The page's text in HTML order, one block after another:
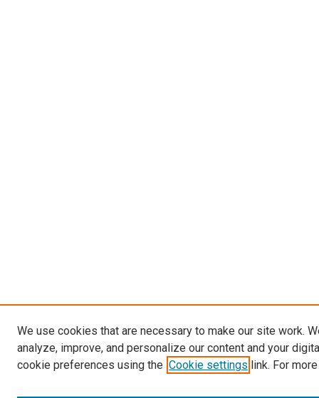
We use cookies that are necessary to make our site work.
analyze, improve, and personalize our content and your
cookie preferences using the Cookie settings link. For